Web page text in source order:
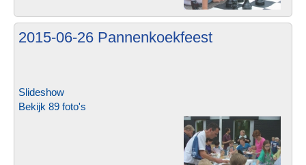
2015-06-26 Pannenkoekfeest
Slideshow
Bekijk 89 foto's